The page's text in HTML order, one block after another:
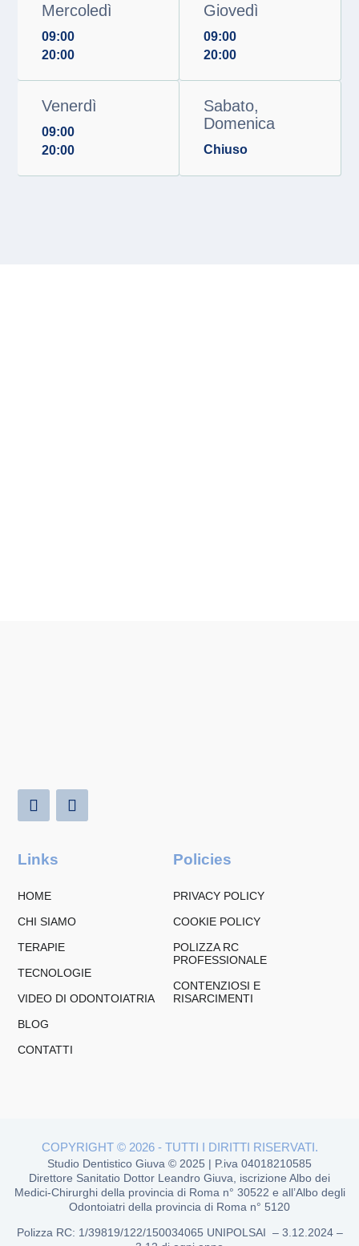
Mercoledì
09:00
20:00
Giovedì
09:00
20:00
Venerdì
09:00
20:00
Sabato,
Domenica
Chiuso
Links
HOME
CHI SIAMO
TERAPIE
TECNOLOGIE
VIDEO DI ODONTOIATRIA
BLOG
CONTATTI
Policies
PRIVACY POLICY
COOKIE POLICY
POLIZZA RC
PROFESSIONALE
CONTENZIOSI E
RISARCIMENTI
COPYRIGHT © 2026 - TUTTI I DIRITTI RISERVATI.
Studio Dentistico Giuva © 2025 | P.iva 04018210585
Direttore Sanitatio Dottor Leandro Giuva, iscrizione Albo dei
Medici-Chirurghi della provincia di Roma n° 30522 e all’Albo degli
Odontoiatri della provincia di Roma n° 5120
Polizza RC: 1/39819/122/150034065 UNIPOLSAI – 3.12.2024 –